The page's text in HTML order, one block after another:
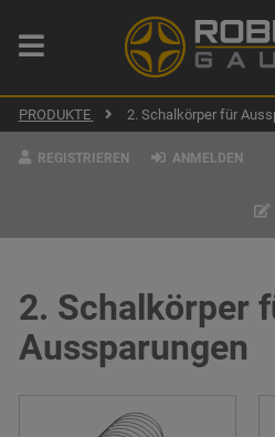
PRODUKTE 2. Schalkörper für
REGISTRIEREN ANMELDEN
2. Schalkörper
Aussparungen